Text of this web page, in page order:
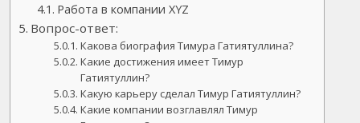
Работа в компании XYZ
Вопрос-ответ:
Какова биография Тимура Гатиятуллина?
Какие достижения имеет Тимур
Гатиятуллин?
Какую карьеру сделал Тимур Гатиятуллин?
Какие компании возглавлял Тимур